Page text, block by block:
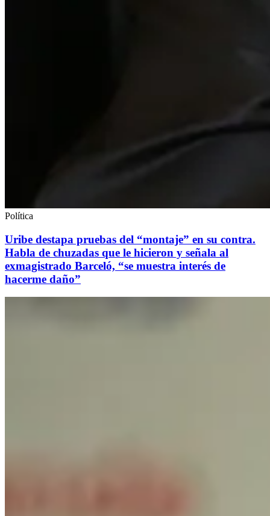
Política
Uribe destapa pruebas del “montaje” en su contra.
Habla de chuzadas que le hicieron y señala al
exmagistrado Barceló, “se muestra interés de
hacerme daño”